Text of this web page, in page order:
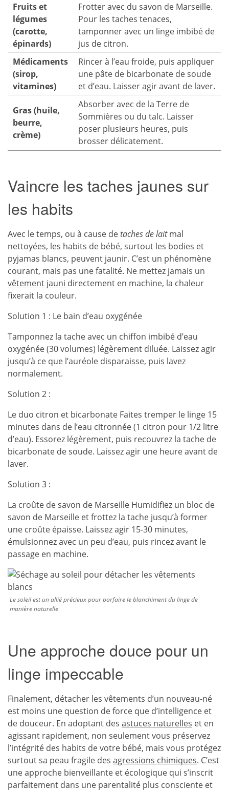
Fruits et
légumes
(carotte,
épinards)
Frotter avec du savon de Marseille.
Pour les taches tenaces,
tamponner avec un linge imbibé de
jus de citron.
Médicaments
(sirop,
vitamines)
Rincer à l’eau froide, puis appliquer
une pâte de bicarbonate de soude
et d’eau. Laisser agir avant de laver.
Gras (huile,
beurre,
crème)
Absorber avec de la Terre de
Sommières ou du talc. Laisser
poser plusieurs heures, puis
brosser délicatement.
Vaincre les taches jaunes sur
les habits
Avec le temps, ou à cause detaches de laitmal
nettoyées, les habits de bébé, surtout les bodies et
pyjamas blancs, peuvent jaunir. C’est un phénomène
courant, mais pas une fatalité. Ne mettez jamais un
vêtement jauni directement en machine, la chaleur
fixerait la couleur.
Solution 1 : Le bain d’eau oxygénée
Tamponnez la tache avec un chiffon imbibé d’eau
oxygénée (30 volumes) légèrement diluée. Laissez agir
jusqu’à ce que l’auréole disparaisse, puis lavez
normalement.
Solution 2 :
Le duo citron et bicarbonate Faites tremper le linge 15
minutes dans de l’eau citronnée (1 citron pour 1/2 litre
d’eau). Essorez légèrement, puis recouvrez la tache de
bicarbonate de soude. Laissez agir une heure avant de
laver.
Solution 3 :
La croûte de savon de Marseille Humidifiez un bloc de
savon de Marseille et frottez la tache jusqu’à former
une croûte épaisse. Laissez agir 15-30 minutes,
émulsionnez avec un peu d’eau, puis rincez avant le
passage en machine.
Le soleil est un allié précieux pour parfaire le blanchiment du linge de
manière naturelle
Une approche douce pour un
linge impeccable
Finalement, détacher les vêtements d’un nouveau-né
est moins une question de force que d’intelligence et
de douceur. En adoptant des astuces naturelles et en
agissant rapidement, non seulement vous préservez
l’intégrité des habits de votre bébé, mais vous protégez
surtout sa peau fragile des agressions chimiques. C’est
une approche bienveillante et écologique qui s’inscrit
parfaitement dans une parentalité plus consciente et